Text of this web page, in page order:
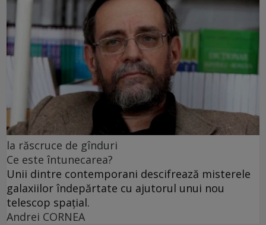
la răscruce de gînduri
Ce este întunecarea?
Unii dintre contemporani descifrează misterele
galaxiilor îndepărtate cu ajutorul unui nou
telescop spațial.
Andrei CORNEA